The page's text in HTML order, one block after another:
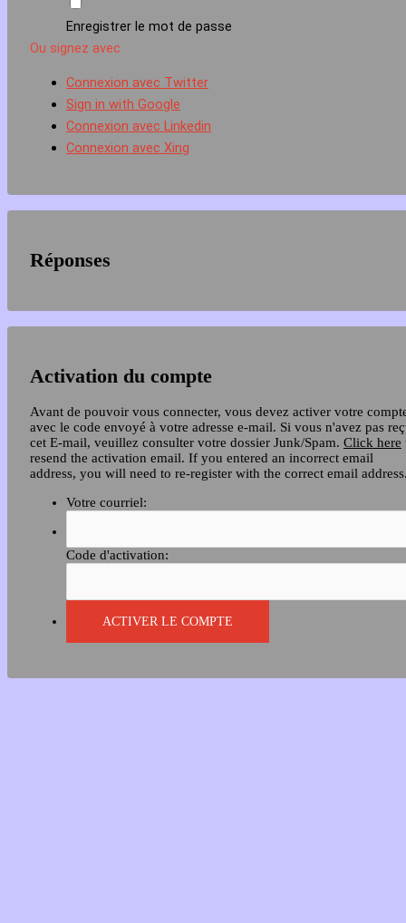
Enregistrer le mot de passe
Ou signez avec
Connexion avec Twitter
Sign in with Google
Connexion avec Linkedin
Connexion avec Xing
Réponses
Activation du compte
Avant de pouvoir vous connecter, vous devez activer votre
avec le code envoyé à votre adresse e-mail. Si vous n'avez pas
cet E-mail, veuillez consulter votre dossier Junk/Spam. Click here
resend the activation email. If you entered an incorrect email
address, you will need to re-register with the correct email
Votre courriel:
Code d'activation: